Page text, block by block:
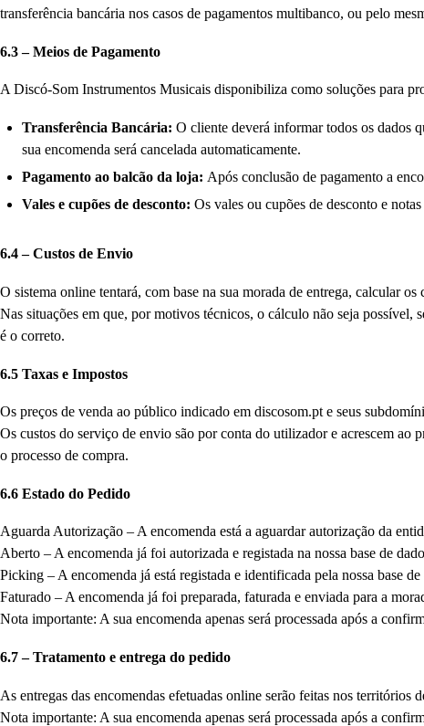
transferência bancária nos casos de pagamentos multibanco, ou pelo
6.3 – Meios de Pagamento
A Discó-Som Instrumentos Musicais disponibiliza como soluções para
Transferência Bancária: O cliente deverá informar todos os dados
sua encomenda será cancelada automaticamente.
Pagamento ao balcão da loja: Após conclusão de pagamento a
Vales e cupões de desconto: Os vales ou cupões de desconto e
6.4 – Custos de Envio
O sistema online tentará, com base na sua morada de entrega, calcular
Nas situações em que, por motivos técnicos, o cálculo não seja
é o correto.
6.5 Taxas e Impostos
Os preços de venda ao público indicado em discosom.pt e seus
Os custos do serviço de envio são por conta do utilizador e acrescem ao
o processo de compra.
6.6 Estado do Pedido
Aguarda Autorização – A encomenda está a aguardar autorização da
Aberto – A encomenda já foi autorizada e registada na nossa base de
Picking – A encomenda já está registada e identificada pela nossa base
Faturado – A encomenda já foi preparada, faturada e enviada para a
Nota importante: A sua encomenda apenas será processada após a
6.7 – Tratamento e entrega do pedido
As entregas das encomendas efetuadas online serão feitas nos
Nota importante: A sua encomenda apenas será processada após a